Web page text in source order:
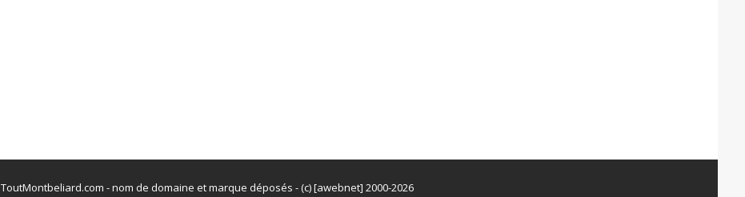
ToutMontbeliard.com - nom de domaine et marque déposés - (c) [awebnet] 2000-2026